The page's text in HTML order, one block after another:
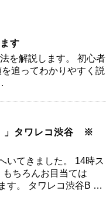
す
を解説します。 初心者
追ってわかりやすく説
」タワレコ渋谷 ※
いてきました。 14時ス
ちろんお目当ては
す。 タワレコ渋谷B …